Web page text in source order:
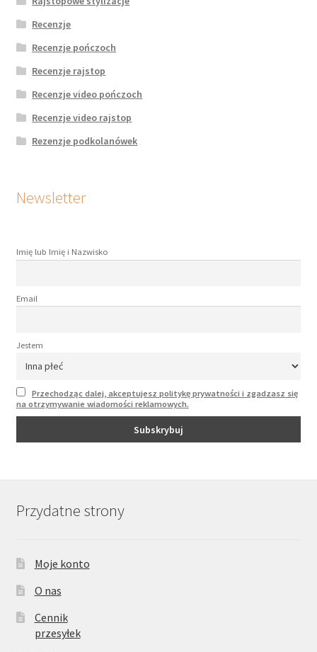
Recenzje
Recenzje pończoch
Recenzje rajstop
Recenzje video pończoch
Recenzje video rajstop
Rezenzje podkolanówek
Newsletter
Imię lub Imię i Nazwisko
Email
Jestem
Przechodząc dalej, akceptujesz politykę prywatności i zgadzasz się
na otrzymywanie wiadomości reklamowych.
Przydatne strony
Moje konto
O nas
Cennik
przesyłek